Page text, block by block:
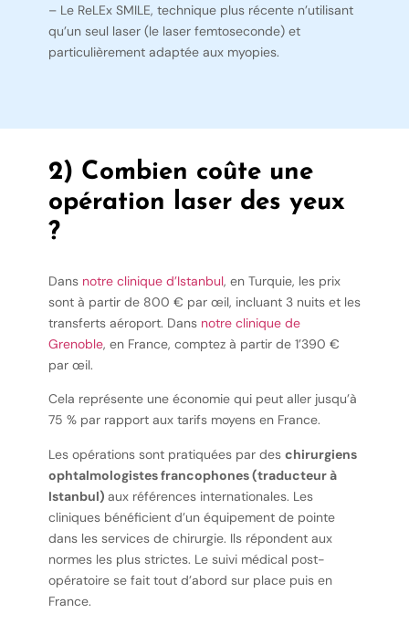
– Le ReLEx SMILE, technique plus récente n’utilisant
qu’un seul laser (le laser femtoseconde) et
particulièrement adaptée aux myopies.
2) Combien coûte une
opération laser des yeux
?
Dans notre clinique d’Istanbul, en Turquie, les prix
sont à partir de 800 € par œil, incluant 3 nuits et les
transferts aéroport. Dans notre clinique de
Grenoble, en France, comptez à partir de 1’390 €
par œil.
Cela représente une économie qui peut aller jusqu’à
75 % par rapport aux tarifs moyens en France.
Les opérations sont pratiquées par des chirurgiens
ophtalmologistesfrancophones (traducteur à
Istanbul) aux références internationales. Les
cliniques bénéficient d’un équipement de pointe
dans les services de chirurgie. Ils répondent aux
normes les plus strictes. Le suivi médical post-
opératoire se fait tout d’abord sur place puis en
France.